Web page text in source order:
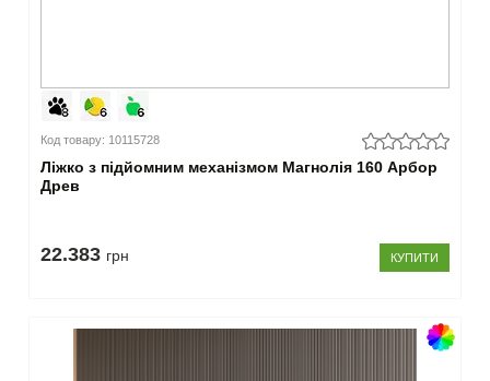
Код товару: 10115728
Ліжко з підйомним механізмом Магнолія 160 Арбор
Древ
22.383 грн КУПИТИ